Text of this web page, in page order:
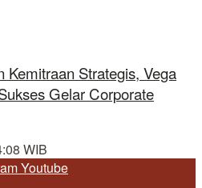
Kemitraan Strategis, Vega
Gelar Corporate
WIB
Youtube